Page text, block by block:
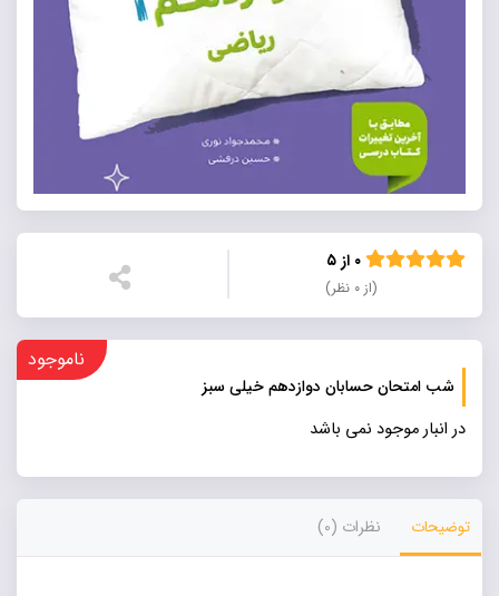
(از ۰ نظر)
شب امتحان حسابان دوازدهم خیلی سبز
ناموجود
در انبار موجود نمی باشد
توضیحات نظرات (0)